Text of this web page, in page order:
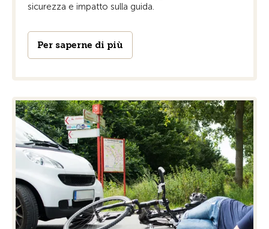
sicurezza e impatto sulla guida.
Per saperne di più